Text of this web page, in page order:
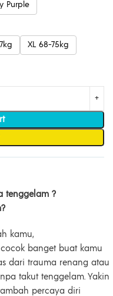
Purple
XL 68-75kg
tenggelam ?
kamu,
banget buat kamu
dari trauma renang atau
takut tenggelam. Yakin
percaya diri